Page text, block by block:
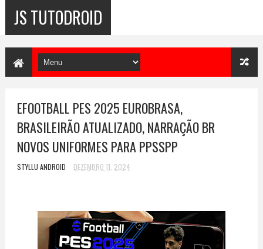
JS TUTODROID
EFOOTBALL PES 2025 EUROBRASA,
BRASILEIRÃO ATUALIZADO, NARRAÇÃO BR
NOVOS UNIFORMES PARA PPSSPP
STYLLU ANDROID DEZEMBRO 11, 2024